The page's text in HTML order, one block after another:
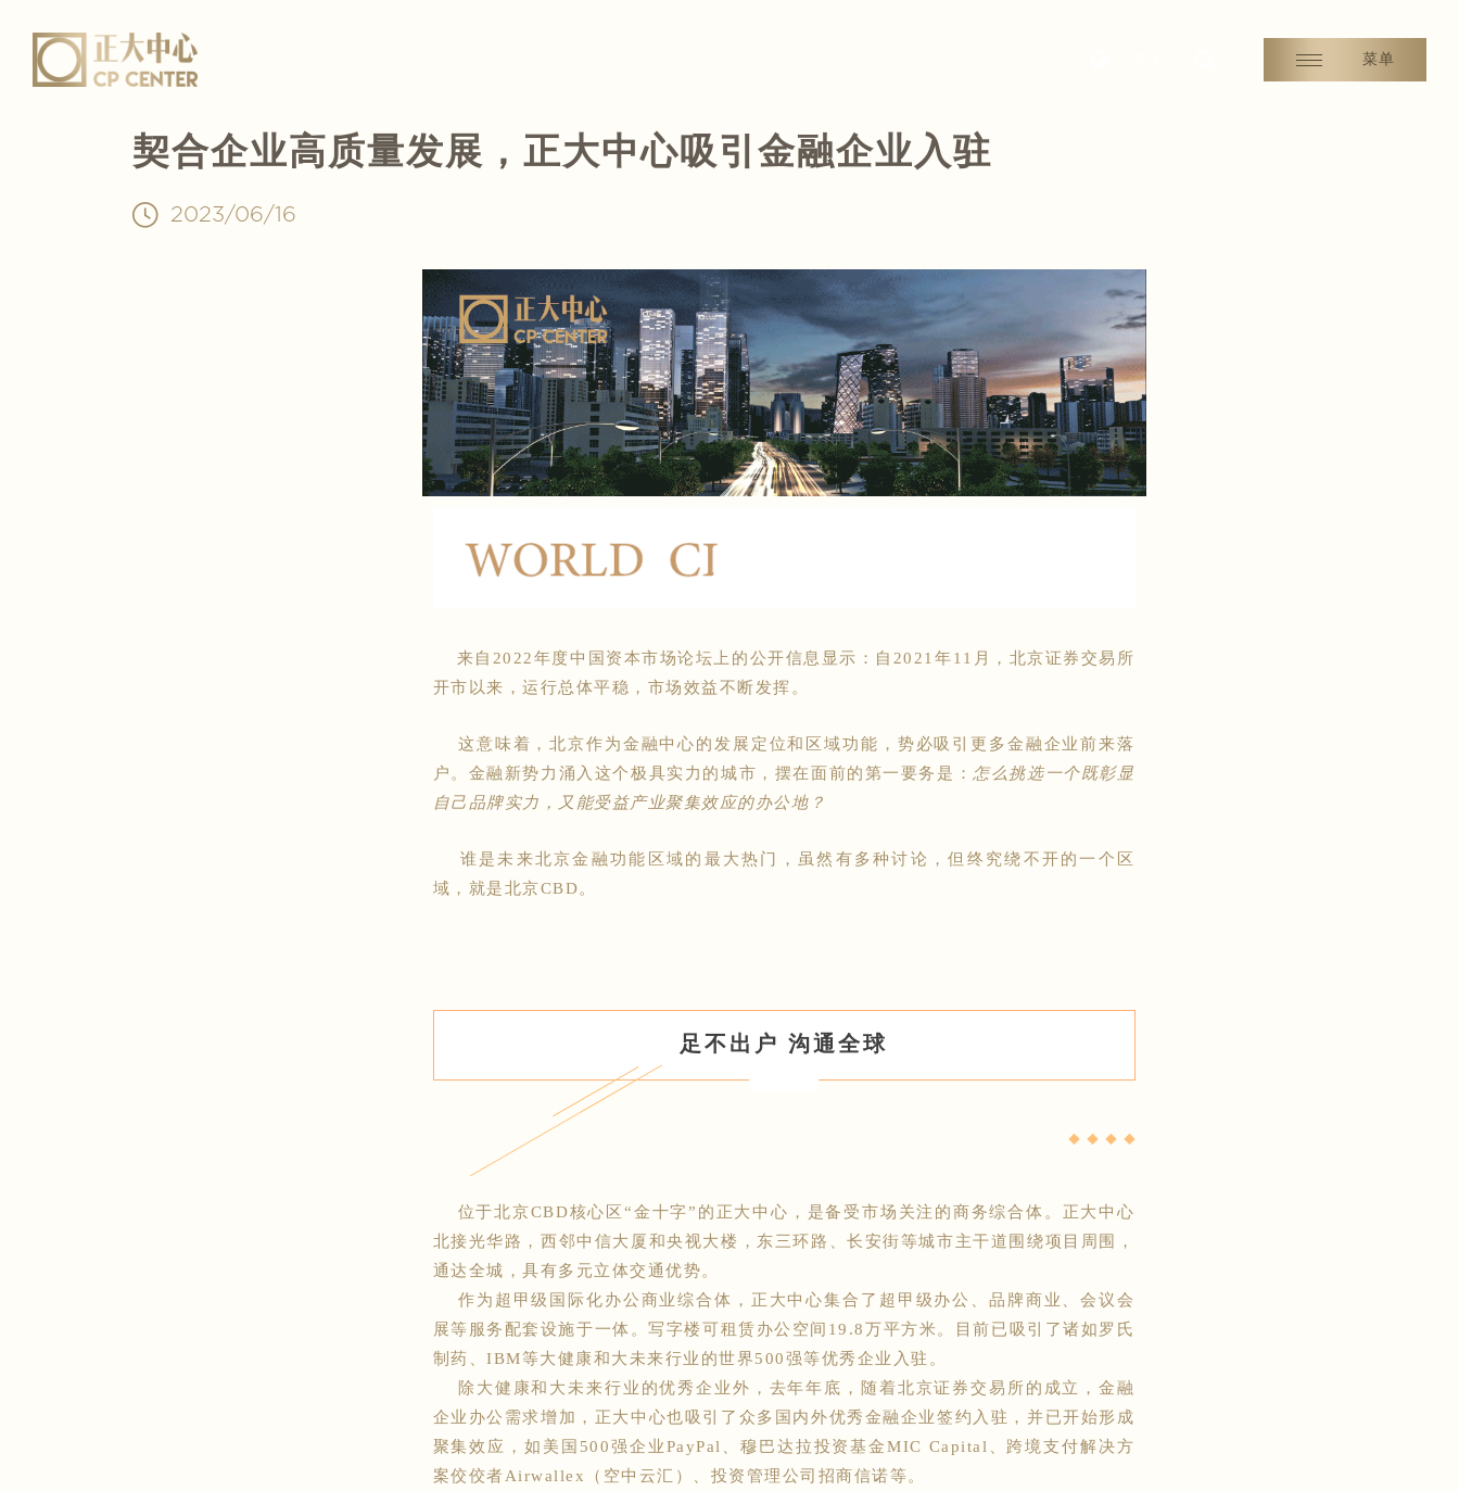
菜单
契合企业高质量发展，正大中心吸引金融企业入驻
2023/06/16
来自2022年度中国资本市场论坛上的公开信息显示：自2021年11月，北京证券交易所
开市以来，运行总体平稳，市场效益不断发挥。
这意味着，北京作为金融中心的发展定位和区域功能，势必吸引更多金融企业前来落
户。金融新势力涌入这个极具实力的城市，摆在面前的第一要务是： 怎么挑选一个既彰显
自己品牌实力，又能受益产业聚集效应的办公地？
谁是未来北京金融功能区域的最大热门，虽然有多种讨论，但终究绕不开的一个区
域，就是北京CBD。
足不出户 沟通全球
◆ ◆ ◆ ◆
位于北京CBD核心区“金十字”的正大中心，是备受市场关注的商务综合体。正大中心
北接光华路，西邻中信大厦和央视大楼，东三环路、长安街等城市主干道围绕项目周围，
通达全城，具有多元立体交通优势。
作为超甲级国际化办公商业综合体，正大中心集合了超甲级办公、品牌商业、会议会
展等服务配套设施于一体。写字楼可租赁办公空间19.8万平方米。目前已吸引了诸如罗氏
制药、IBM等大健康和大未来行业的世界500强等优秀企业入驻。
除大健康和大未来行业的优秀企业外，去年年底，随着北京证券交易所的成立，金融
企业办公需求增加，正大中心也吸引了众多国内外优秀金融企业签约入驻，并已开始形成
聚集效应，如美国500强企业PayPal、穆巴达拉投资基金MIC Capital、跨境支付解决方
案佼佼者Airwallex（空中云汇）、投资管理公司招商信诺等。